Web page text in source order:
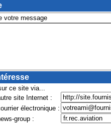
ce site via...
site Internet :
électronique :
group :